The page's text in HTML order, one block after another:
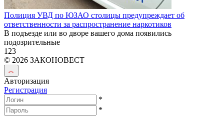
Полиция УВД по ЮЗАО столицы предупреждает об
ответственности за распространение наркотиков
В подъезде или во дворе вашего дома появились
подозрительные
123
© 2026 ЗАКОНОВЕСТ
Авторизация
Регистрация
*
*